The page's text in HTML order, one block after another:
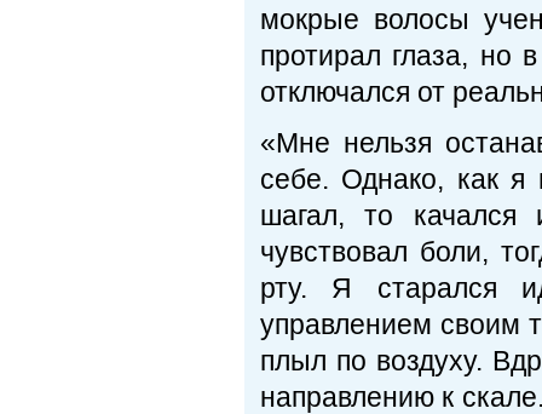
мокрые волосы
протирал глаза, но
отключался от
«Мне нельзя
себе. Однако, как я
шагал, то
чувствовал боли,
рту. Я старался
управлением своим
плыл по воздуху.
направлению к